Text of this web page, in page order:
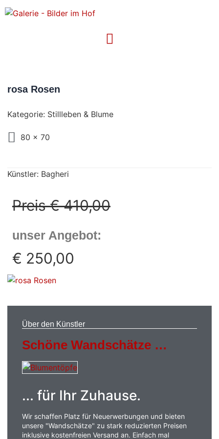
rosa Rosen
Kategorie: Stillleben & Blume
80 x 70
Künstler: Bagheri
Preis € 410,00
unser Angebot:
€ 250,00
Über den Künstler
Schöne Wandschätze …
... für Ihr Zuhause.
Wir schaffen Platz für Neuerwerbungen und bieten
unsere "Wandschätze" zu stark reduzierten Preisen
inklusive kostenfreien Versand an. Einfach mal